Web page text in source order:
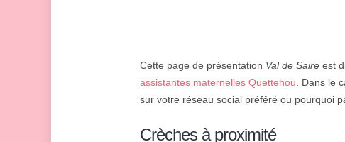
Cette page de présentation Val de Saire est
assistantes maternelles Quettehou . Dans le
sur votre réseau social préféré ou pourquoi
Crèches à proximité